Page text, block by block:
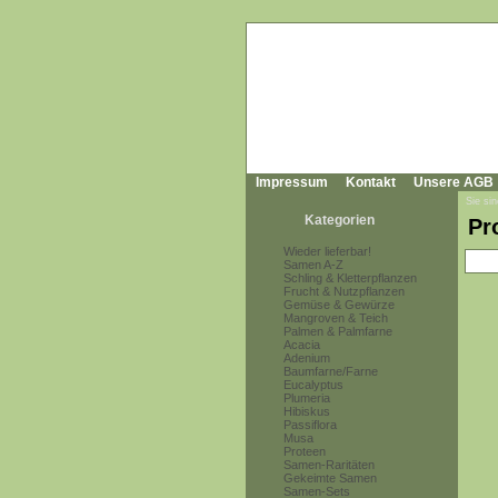
Impressum Kontakt Unsere AGB
Kategorien
Wieder lieferbar!
Samen A-Z
Schling & Kletterpflanzen
Frucht & Nutzpflanzen
Gemüse & Gewürze
Mangroven & Teich
Palmen & Palmfarne
Acacia
Adenium
Baumfarne/Farne
Eucalyptus
Plumeria
Hibiskus
Passiflora
Musa
Proteen
Samen-Raritäten
Gekeimte Samen
Samen-Sets
Sie